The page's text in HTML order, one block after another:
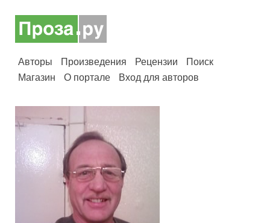
Авторы Произведения Рецензии
Поиск
Магазин
О портале Вход для авторов